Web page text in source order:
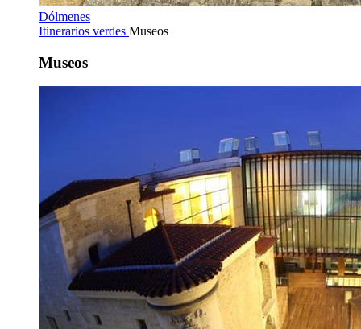
Dólmenes
Itinerarios verdes Museos
Museos